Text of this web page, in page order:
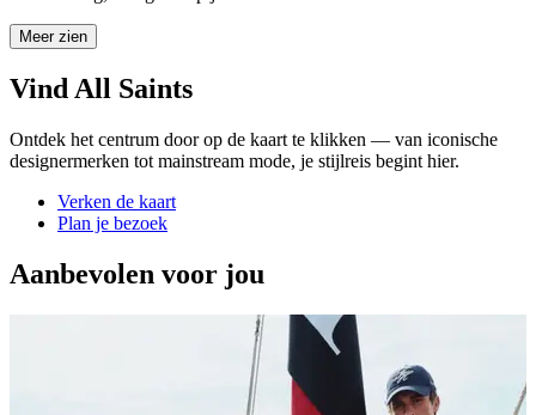
Meer zien
Vind All Saints
Ontdek het centrum door op de kaart te klikken — van iconische
designermerken tot mainstream mode, je stijlreis begint hier.
Verken de kaart
Plan je bezoek
Aanbevolen voor jou